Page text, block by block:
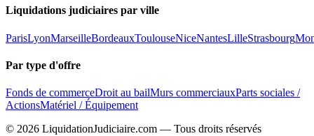
Liquidations judiciaires par ville
ParisLyonMarseilleBordeauxToulouseNiceNantesLilleStrasbourg
Par type d'offre
Fonds de commerceDroit au bailMurs commerciauxParts sociales /
ActionsMatériel / Équipement
© 2026 LiquidationJudiciaire.com — Tous droits réservés